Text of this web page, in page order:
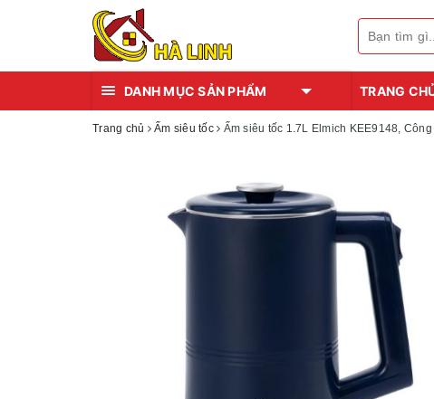
DANH MỤC SẢN PHẨM TRANG
Trang chủ Ấm siêu tốc Ấm siêu tốc 1.7L Elmich KEE9148,